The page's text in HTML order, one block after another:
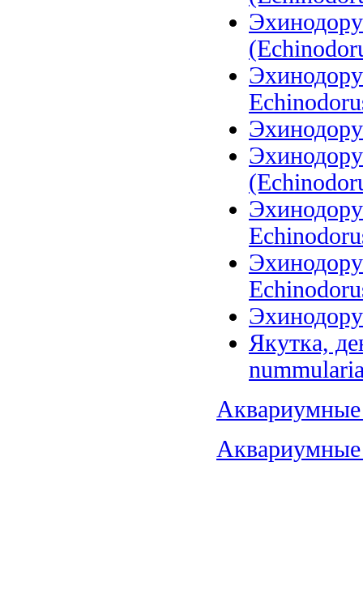
Якутка,
Аквариумные